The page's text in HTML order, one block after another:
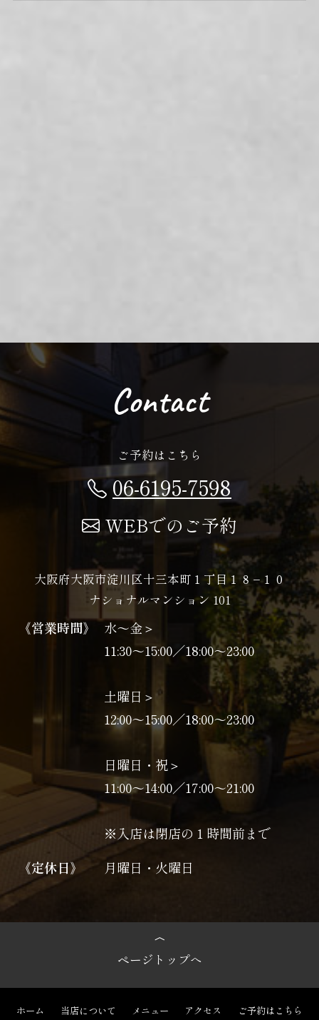
Contact
ご予約はこちら
06-6195-7598
WEBでのご予約
大阪府大阪市淀川区十三本町１丁目１８−１０
ナショナルマンション 101
《営業時間》
水〜金＞
11:30～15:00／18:00～23:00
土曜日＞
12:00～15:00／18:00～23:00
日曜日・祝＞
11:00〜14:00／17:00〜21:00
※入店は閉店の１時間前まで
《定休日》
月曜日・火曜日
ページトップへ
ホーム 当店について メニュー アクセス ご予約はこちら